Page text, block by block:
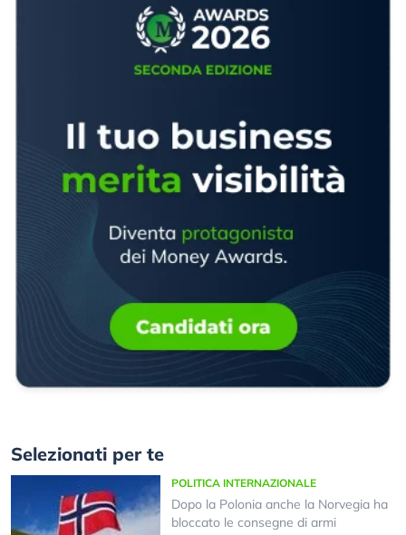
Selezionati per te
POLITICA INTERNAZIONALE
Dopo la Polonia anche la Norvegia ha
bloccato le consegne di armi